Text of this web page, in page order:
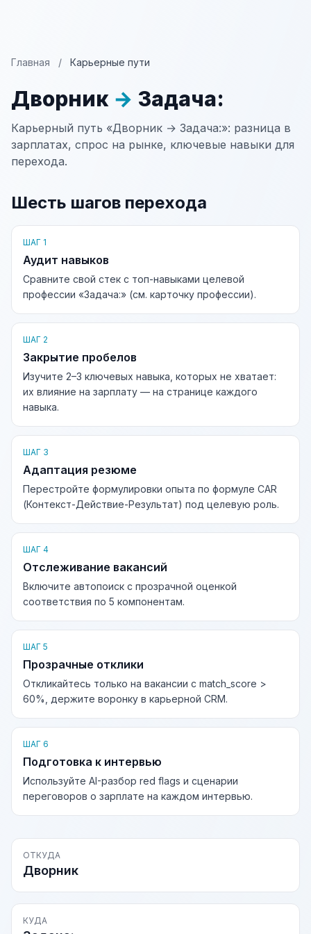
Главная / Карьерные пути
Дворник → Задача:
Карьерный путь «Дворник → Задача:»: разница в
зарплатах, спрос на рынке, ключевые навыки для
перехода.
Шесть шагов перехода
ШАГ 1
Аудит навыков
Сравните свой стек с топ-навыками целевой
профессии «Задача:» (см. карточку профессии).
ШАГ 2
Закрытие пробелов
Изучите 2–3 ключевых навыка, которых не хватает:
их влияние на зарплату — на странице каждого
навыка.
ШАГ 3
Адаптация резюме
Перестройте формулировки опыта по формуле CAR
(Контекст-Действие-Результат) под целевую роль.
ШАГ 4
Отслеживание вакансий
Включите автопоиск с прозрачной оценкой
соответствия по 5 компонентам.
ШАГ 5
Прозрачные отклики
Откликайтесь только на вакансии с match_score >
60%, держите воронку в карьерной CRM.
ШАГ 6
Подготовка к интервью
Используйте AI-разбор red flags и сценарии
переговоров о зарплате на каждом интервью.
ОТКУДА
Дворник
КУДА